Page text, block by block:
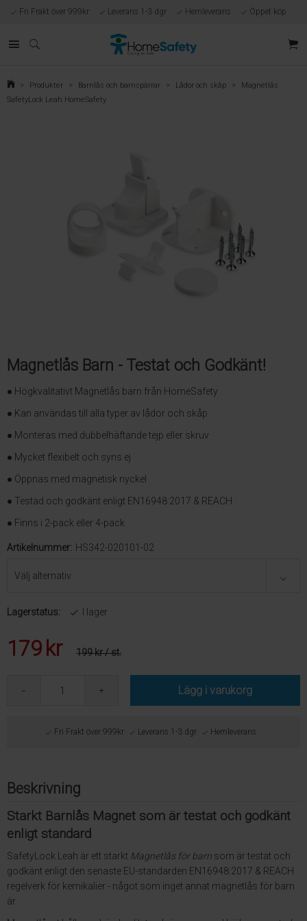
Fri Frakt över 999kr Leverans 1-3 dgr Hemleverans Öppet köp
Egen tillverkning
> Produkter > Barnlås och barnspärrar > Lådor och skåp >
Magnetlås
SafetyLock Leah HomeSafety
Magnetlås Barn - Testat och Godkänt!
● Högkvalitativt Magnetlås barn från HomeSafety
● Kan användas till alla typer av lådor och skåp
● Monteras med dubbelhäftande tejp eller skruv
● Mycket flexibelt och syns ej
● Öppnas med magnetisk nyckel
● Testad och godkänt enligt EN16948:2017 & REACH
● Finns i 2-pack eller 4-pack
Artikelnummer: HS342-020101-02
Lagerstatus: I lager
179 kr 199 kr/ st.
Lägg i varukorg
Fri Frakt över 999kr Leverans 1-3 dgr Hemleverans
Beskrivning
Starkt Barnlås Magnet som är testat och godkänt
enligt standard
SafetyLock Leah är ett starkt Magnetlås för barn som är testat och
godkänt enligt den senaste EU-standarden EN16948:2017 & REACH
regelverk för kemikalier - något som inget annat magnetlås för barn
är.